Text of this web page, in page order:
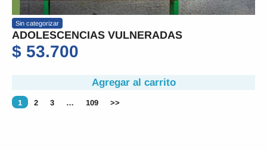
Sin categorizar
ADOLESCENCIAS VULNERADAS
$ 53.700
Agregar al carrito
1 2 3 … 109 >>